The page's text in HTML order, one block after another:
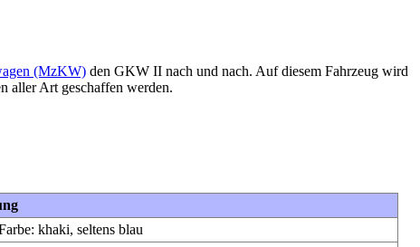
(MzKW) den GKW II nach und nach. Auf diesem Fahrzeug wird
aller Art geschaffen werden.
khaki, seltens blau